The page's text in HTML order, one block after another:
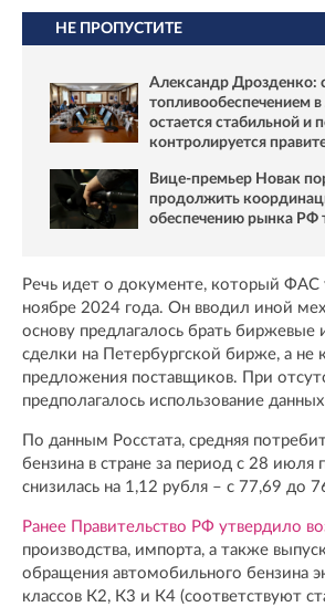
НЕ ПРОПУСТИТЕ
Александр Дрозденко:
топливообеспечением
остается стабильной и
контролируется
Вице-премьер Новак
продолжить
обеспечению рынка РФ
Речь идет о документе, который ФАС
ноябре 2024 года. Он вводил иной
основу предлагалось брать биржевые
сделки на Петербургской бирже, а не
предложения поставщиков. При
предполагалось использование
По данным Росстата, средняя
бензина в стране за период с 28 июля
снизилась на 1,12 рубля – с 77,69 до
Ранее Правительство РФ утвердило
производства, импорта, а также
обращения автомобильного бензина
классов К2, К3 и К4 (соответствуют